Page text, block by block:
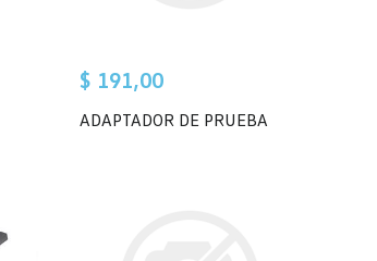
$ 191,00
ADAPTADOR DE PRUEBA